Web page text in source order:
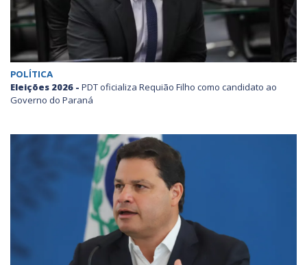
POLÍTICA
Eleições 2026 - PDT oficializa Requião Filho como candidato ao
Governo do Paraná